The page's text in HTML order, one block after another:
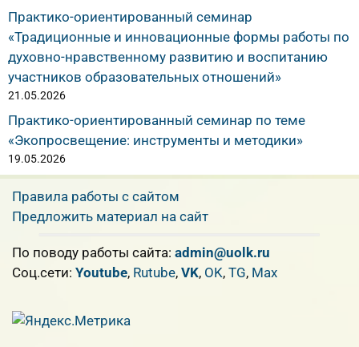
Практико-ориентированный семинар
«Традиционные и инновационные формы работы по
духовно-нравственному развитию и воспитанию
участников образовательных отношений»
21.05.2026
Практико-ориентированный семинар по теме
«Экопросвещение: инструменты и методики»
19.05.2026
Правила работы с сайтом
Предложить материал на сайт
По поводу работы сайта: admin@uolk.ru
Cоц.сети: Youtube, Rutube, VK, OK, TG, Max